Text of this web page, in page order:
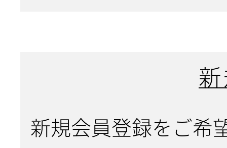
新規会員登録をご希